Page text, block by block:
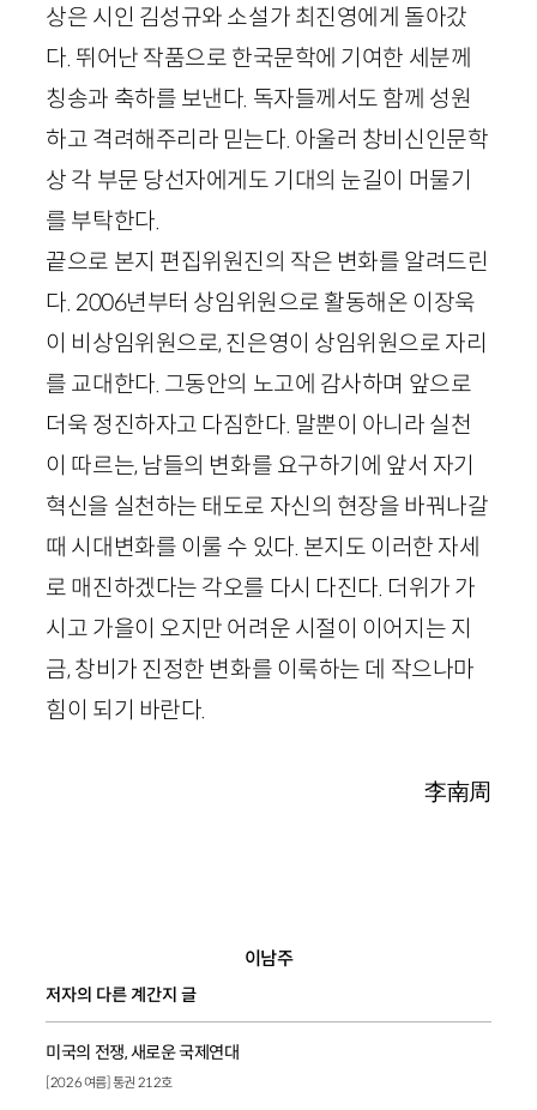
상은 시인 김성규와 소설가 최진영에게 돌아갔
다. 뛰어난 작품으로 한국문학에 기여한 세분께
칭송과 축하를 보낸다. 독자들께서도 함께 성원
하고 격려해주리라 믿는다. 아울러 창비신인문학
상 각 부문 당선자에게도 기대의 눈길이 머물기
를 부탁한다.
끝으로 본지 편집위원진의 작은 변화를 알려드린
다. 2006년부터 상임위원으로 활동해온 이장욱
이 비상임위원으로, 진은영이 상임위원으로 자리
를 교대한다. 그동안의 노고에 감사하며 앞으로
더욱 정진하자고 다짐한다. 말뿐이 아니라 실천
이 따르는, 남들의 변화를 요구하기에 앞서 자기
혁신을 실천하는 태도로 자신의 현장을 바꿔나갈
때 시대변화를 이룰 수 있다. 본지도 이러한 자세
로 매진하겠다는 각오를 다시 다진다. 더위가 가
시고 가을이 오지만 어려운 시절이 이어지는 지
금, 창비가 진정한 변화를 이룩하는 데 작으나마
힘이 되기 바란다.
李南周
이남주
저자의 다른 계간지 글
미국의 전쟁, 새로운 국제연대
[2026 여름] 통권 212호